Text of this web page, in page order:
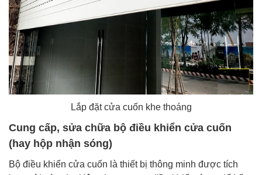
Lắp đặt cửa cuốn khe thoáng
Cung cấp, sửa chữa bộ điều khiển cửa cuốn
(hay hộp nhận sóng)
Bộ điều khiển cửa cuốn là thiết bị thông minh được tích